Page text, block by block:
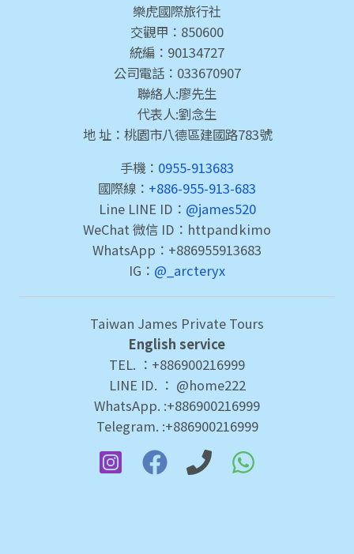
樂虎國際旅行社
交觀甲：850600
統編：90134727
公司電話：033670907
聯絡人:廖先生
代表人:劉念生
地 址：桃園市八德區建國路783號
手機： 0955-913683
國際線： +886-955-913-683
Line LINE ID： @james520
WeChat 微信 ID：httpandkimo
WhatsApp：+886955913683
IG： @_arcteryx
Taiwan James Private Tours
English service
TEL. ：+886900216999
LINE ID. ： @home222
WhatsApp. :+886900216999
Telegram. :+886900216999